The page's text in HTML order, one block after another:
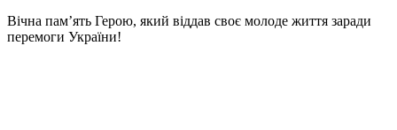
Вічна пам’ять Герою, який віддав своє молоде життя заради
перемоги України!